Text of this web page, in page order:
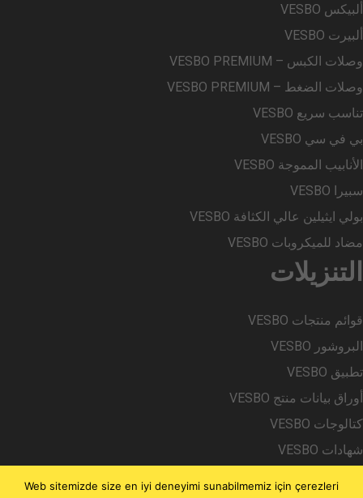
ألبيكس VESBO
ألبيرت VESBO
وصلات الكبس – VESBO PREMIUM
وصلات الضغط – VESBO PREMIUM
تناسب سريع VESBO
بي في سي VESBO
الأنابيب المموجة VESBO
سبيرا VESBO
بولي ايثيلين عالي الكثافة VESBO
مضاد للميكروبات VESBO
التنزيلات
قوائم منتجات VESBO
البروشور VESBO
تطبيق VESBO
أوراق بيانات منتج VESBO
كتالوجات VESBO
شهادات VESBO
Web sitemizde size en iyi deneyimi sunabilmemiz için çerezleri